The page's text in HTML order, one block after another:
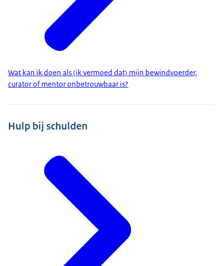
Wat kan ik doen als (ik vermoed dat) mijn bewindvoerder,
curator of mentor onbetrouwbaar is?
Hulp bij schulden